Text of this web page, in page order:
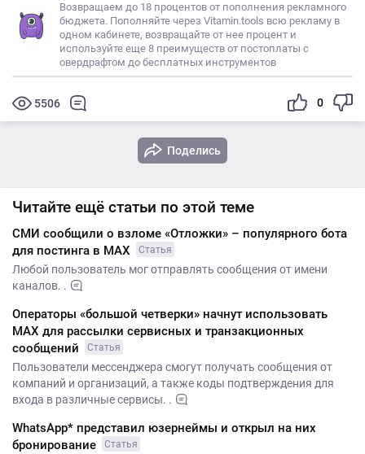
Возвращаем до 18 процентов от пополнения рекламного
бюджета. Пополняйте через Vitamin.tools всю рекламу в
одном кабинете, возвращайте от нее процент и
используйте еще 8 преимуществ от постоплаты с
овердрафтом до бесплатных инструментов
5506 0
Поделись
Читайте ещё статьи по этой теме
СМИ сообщили о взломе «Отложки» – популярного бота
для постинга в МАХ
Статья
Любой пользователь мог отправлять сообщения от имени
каналов. .
Операторы «большой четверки» начнут использовать
МАХ для рассылки сервисных и транзакционных
сообщений
Статья
Пользователи мессенджера смогут получать сообщения от
компаний и организаций, а также коды подтверждения для
входа в различные сервисы. .
WhatsApp* представил юзернеймы и открыл на них
бронирование
Статья